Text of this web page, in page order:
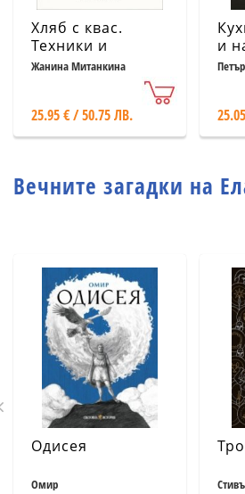
Хляб с квас.
Техники и
рецепти
Жанина Митанкина
25.95 € / 50.75 ЛВ.
и
й
Вечните загадки на
Одисея
Омир